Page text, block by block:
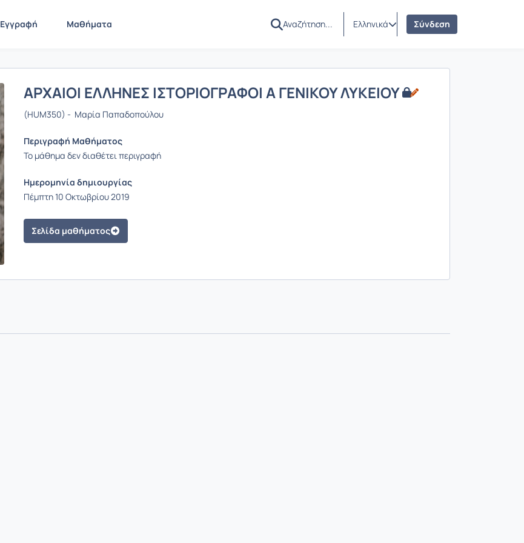
Εγγραφή Μαθήματα Ελληνικά Σύνδεση
ΑΡΧΑΙΟΙ ΕΛΛΗΝΕΣ ΙΣΤΟΡΙΟΓΡΑΦΟΙ Α ΓΕΝΙΚΟΥ ΛΥΚΕΙΟΥ
(HUM350) - Μαρία Παπαδοπούλου
Περιγραφή Μαθήματος
Το μάθημα δεν διαθέτει περιγραφή
Ημερομηνία δημιουργίας
Πέμπτη 10 Οκτωβρίου 2019
Σελίδα μαθήματος